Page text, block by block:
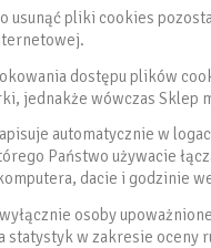
usunąć pliki cookies
dostępu plików
jednakże wówczas Sklep
automatycznie w
Państwo używacie
dacie i godzinie
osoby
statystyk w zakresie oceny